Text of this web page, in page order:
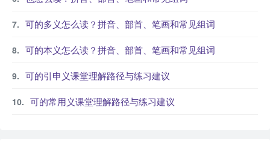
可的多义怎么读？拼音、部首、笔画和常见组词
可的本义怎么读？拼音、部首、笔画和常见组词
可的引申义课堂理解路径与练习建议
可的常用义课堂理解路径与练习建议